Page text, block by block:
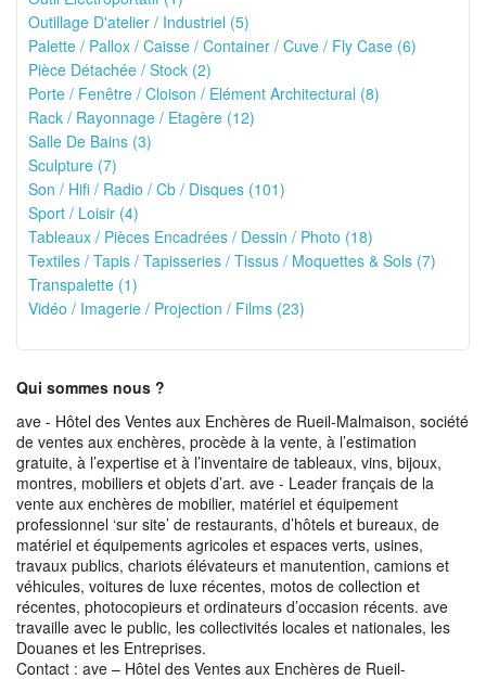
Outillage D'atelier / Industriel (5)
Palette / Pallox / Caisse / Container / Cuve / Fly Case (6)
Pièce Détachée / Stock (2)
Porte / Fenêtre / Cloison / Elément Architectural (8)
Rack / Rayonnage / Etagère (12)
Salle De Bains (3)
Sculpture (7)
Son / Hifi / Radio / Cb / Disques (101)
Sport / Loisir (4)
Tableaux / Pièces Encadrées / Dessin / Photo (18)
Textiles / Tapis / Tapisseries / Tissus / Moquettes & Sols (7)
Transpalette (1)
Vidéo / Imagerie / Projection / Films (23)
Qui sommes nous ?
ave - Hôtel des Ventes aux Enchères de Rueil-Malmaison, société
de ventes aux enchères, procède à la vente, à l’estimation
gratuite, à l’expertise et à l’inventaire de tableaux, vins, bijoux,
montres, mobiliers et objets d’art. ave - Leader français de la
vente aux enchères de mobilier, matériel et équipement
professionnel ‘sur site’ de restaurants, d’hôtels et bureaux, de
matériel et équipements agricoles et espaces verts, usines,
travaux publics, chariots élévateurs et manutention, camions et
véhicules, voitures de luxe récentes, motos de collection et
récentes, photocopieurs et ordinateurs d’occasion récents. ave
travaille avec le public, les collectivités locales et nationales, les
Douanes et les Entreprises.
Contact : ave – Hôtel des Ventes aux Enchères de Rueil-